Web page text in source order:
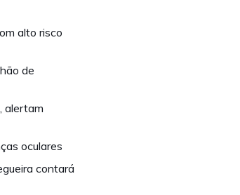
alto risco
de
alertam
oculares
contará